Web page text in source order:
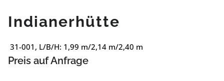
Indianerhütte
31-001, L/B/H: 1,99 m/2,14 m/2,40 m
Preis auf Anfrage